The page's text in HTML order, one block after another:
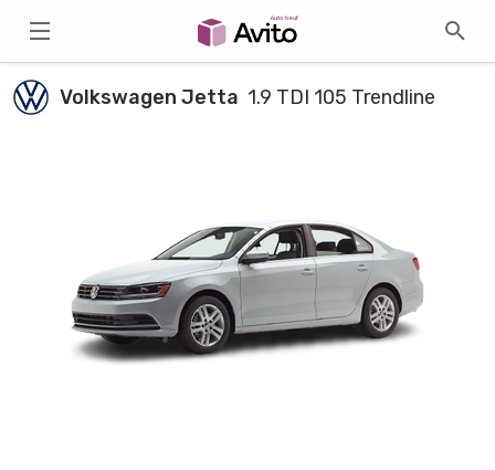
Volkswagen Jetta 1.9 TDI 105 Trendline